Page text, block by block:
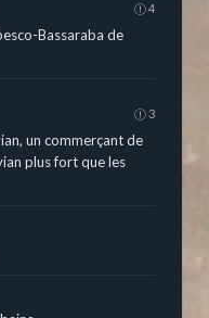
4
Bassaraba de
3
un commerçant de
plus fort que les